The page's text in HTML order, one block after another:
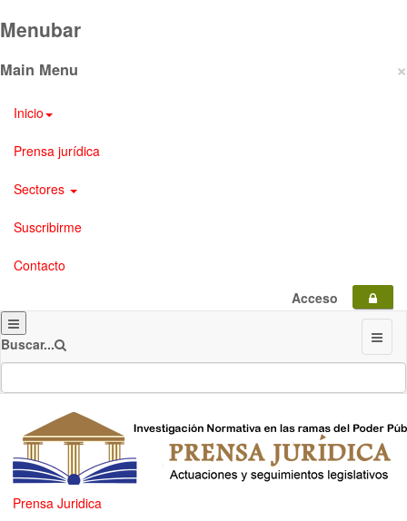
Menubar
×
Main Menu
Inicio
Prensa jurídica
Sectores
Suscribirme
Contacto
Acceso
Buscar...
Prensa Juridica